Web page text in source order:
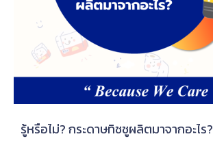
รู้หรือไม่? กระดาษทิชชูผลิตมาจากอะไร?